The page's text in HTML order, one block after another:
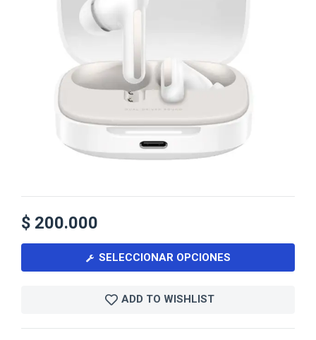
$ 200.000
SELECCIONAR OPCIONES
ADD TO WISHLIST